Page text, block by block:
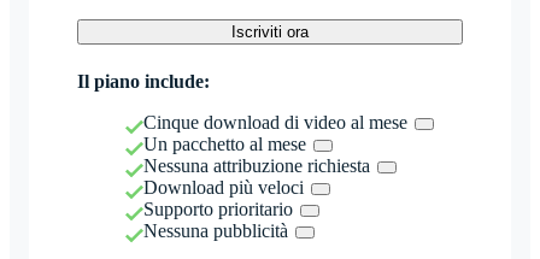
Iscriviti ora
Il piano include:
Cinque download di video al mese
Un pacchetto al mese
Nessuna attribuzione richiesta
Download più veloci
Supporto prioritario
Nessuna pubblicità